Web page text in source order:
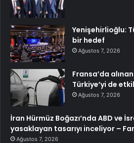
Yenişehirlioğlu:
bir hedef
Ağustos 7, 2026
Fransa’da
Türkiye’yi de
Ağustos 7, 2026
İran Hürmüz Boğazı’nda ABD ve
yasaklayan tasarıyı inceliyor –
Ağustos 7, 2026